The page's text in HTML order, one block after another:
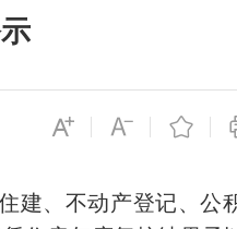
、不动产登记、公